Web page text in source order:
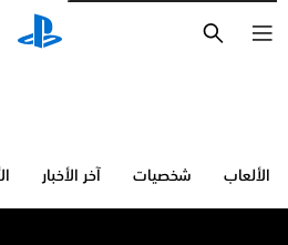
الألعاب شخصيات آخر الأخبار